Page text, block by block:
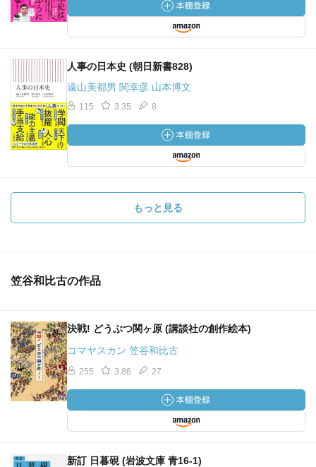
人事の日本史 (朝日新書828)
遠山美都男 関幸彦 山本博文
115 3.35 8
もっと見る
笠谷和比古の作品
決戦! どうぶつ関ヶ原 (講談社の創作絵本)
コマヤスカン 笠谷和比古
255 3.86 27
新訂 日暮硯 (岩波文庫 青16-1)